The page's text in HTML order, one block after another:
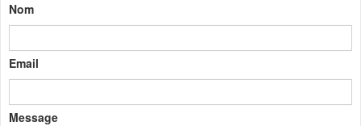
Nom
Email
Message